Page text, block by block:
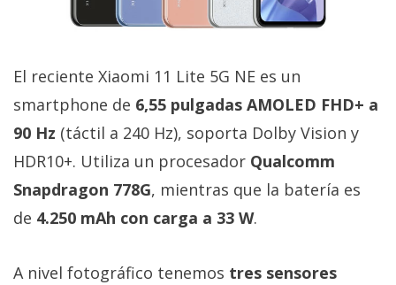
El reciente Xiaomi 11 Lite 5G NE es un
smartphone de 6,55 pulgadas AMOLED FHD+ a
90 Hz (táctil a 240 Hz), soporta Dolby Vision y
HDR10+. Utiliza un procesador Qualcomm
Snapdragon 778G, mientras que la batería es
de 4.250 mAh con carga a 33 W.
A nivel fotográfico tenemos tres sensores